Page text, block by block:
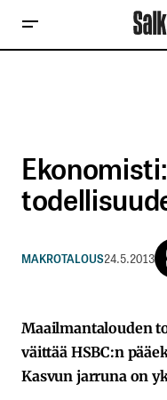
MAKROTALOUS24.5.2013
Maailmantalouden
väittää HSBC:n
Kasvun jarruna on